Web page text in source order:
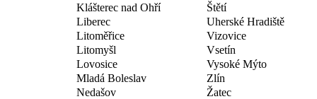
Klášterec nad Ohří
Liberec
Litoměřice
Litomyšl
Lovosice
Mladá Boleslav
Nedašov
Štětí
Uherské Hradiště
Vizovice
Vsetín
Vysoké Mýto
Zlín
Žatec